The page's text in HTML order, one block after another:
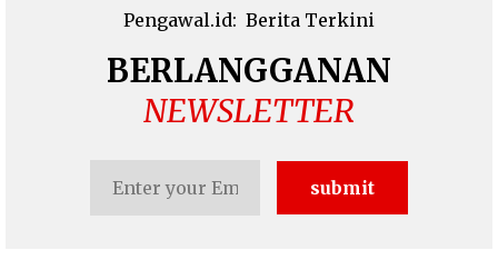
Pengawal.id: Berita Terkini
BERLANGGANAN
NEWSLETTER